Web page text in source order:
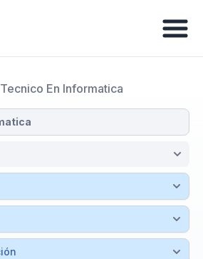
Tecnico En Informatica